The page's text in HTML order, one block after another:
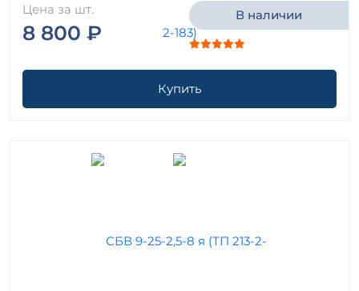
Цена за шт.
8 800 ₽
В наличии
Купить